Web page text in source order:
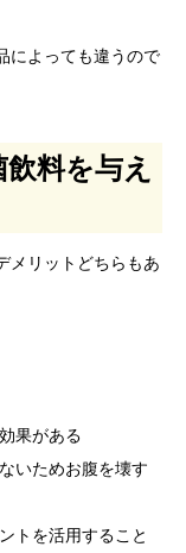
によっても違うので
料を与え
メリットどちらもあ
果がある
いためお腹を壊す
トを活用すること